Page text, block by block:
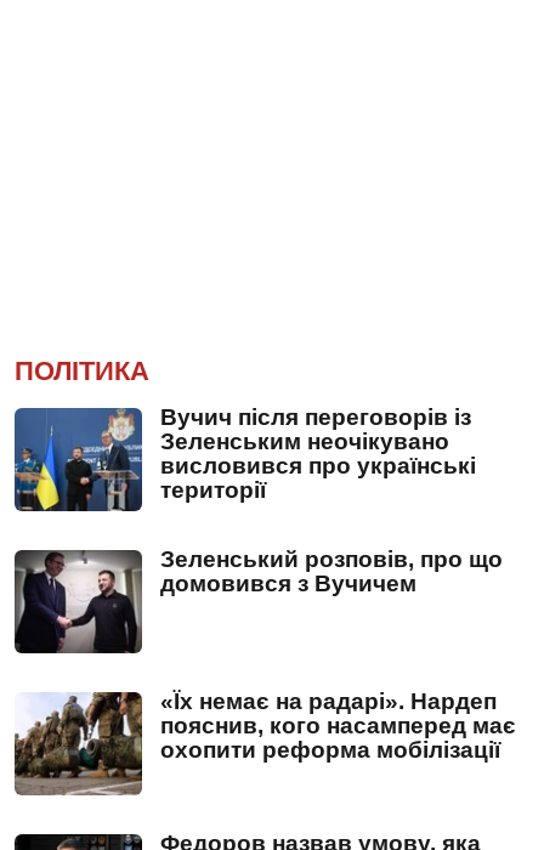
ПОЛІТИКА
Вучич після переговорів із
Зеленським неочікувано
висловився про українські
території
Зеленський розповів, про що
домовився з Вучичем
«Їх немає на радарі». Нардеп
пояснив, кого насамперед має
охопити реформа мобілізації
Федоров назвав умову, яка